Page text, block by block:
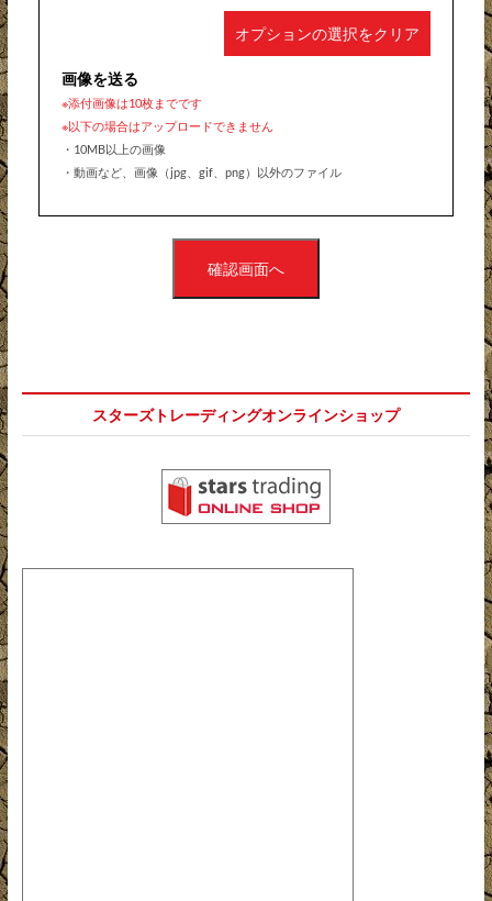
オプションの選択をクリア
画像を送る
※添付画像は10枚までです
※以下の場合はアップロードできません
・10MB以上の画像
・動画など、画像（jpg、gif、png）以外のファイル
確認画面へ
スターズトレーディングオンラインショップ